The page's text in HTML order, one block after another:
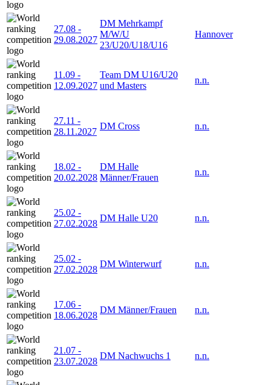
27.08 -
29.08.2027
DM Mehrkampf
M/W/U
23/U20/U18/U16
Hannover
11.09 -
12.09.2027
Team DM U16/U20
und Masters
n.n.
27.11 -
28.11.2027
DM Cross n.n.
18.02 -
20.02.2028
DM Halle
Männer/Frauen
n.n.
25.02 -
27.02.2028
DM Halle U20 n.n.
25.02 -
27.02.2028
DM Winterwurf n.n.
17.06 -
18.06.2028
DM Männer/Frauen n.n.
21.07 -
23.07.2028
DM Nachwuchs 1 n.n.